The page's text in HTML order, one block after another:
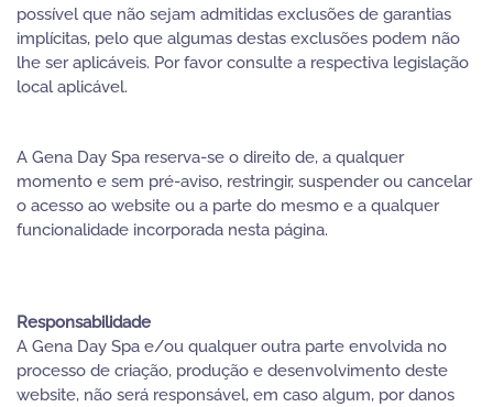
possível que não sejam admitidas exclusões de garantias
implícitas, pelo que algumas destas exclusões podem não
lhe ser aplicáveis. Por favor consulte a respectiva legislação
local aplicável.
A Gena Day Spa reserva-se o direito de, a qualquer
momento e sem pré-aviso, restringir, suspender ou cancelar
o acesso ao website ou a parte do mesmo e a qualquer
funcionalidade incorporada nesta página.
Responsabilidade
A Gena Day Spa e/ou qualquer outra parte envolvida no
processo de criação, produção e desenvolvimento deste
website, não será responsável, em caso algum, por danos